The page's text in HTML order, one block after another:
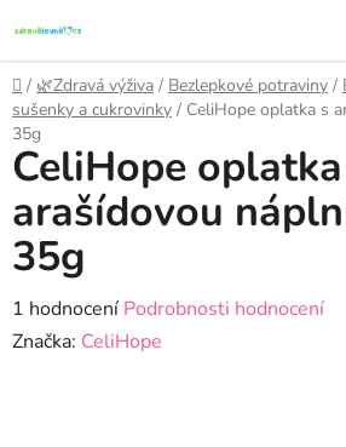
na
obsah
Domů
/ 🌿Zdravá výživa / Bezlepkové potraviny /
sušenky a cukrovinky / CeliHope oplatka s
35g
CeliHope
arašídovou
35g
Průměrné
hodnocení
1 hodnocení Podrobnosti hodnocení
Značka: CeliHope